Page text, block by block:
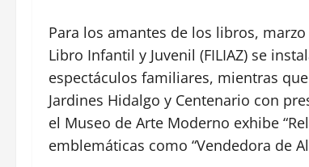
Para los amantes de los libros,
Libro Infantil y Juvenil (FILIAZ) se
espectáculos familiares, mientras
Jardines Hidalgo y Centenario con
el Museo de Arte Moderno exhibe
emblemáticas como “Vendedora de